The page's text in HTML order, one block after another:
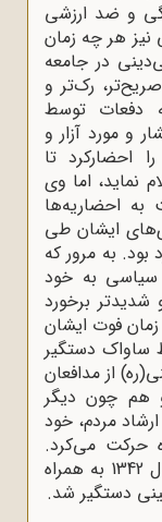
و ضد ارزشی
نیز هر چه زمان
در جامعه
رک‌تر و
دفعات توسط
و مورد آزار و
احضارکرد تا
نماید، اما وی
احضاریه‌ها
ایشان طی
منحصر به فرد بود. به مرور که
سیاسی به خود
برخورد
طوری ‌که از اواسط دهه 1330 تا زمان فوت ایشان
توسط ساواک دستگیر
از مدافعان
هم چون دیگر
مردم، خود
حرکت می‌کرد.
مرحوم فومنی پس از وقایع ۱۵ خرداد سال 1342 به همراه
دستگیر شد.